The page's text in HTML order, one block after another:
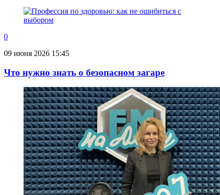
0
09 июня 2026 15:45
Что нужно знать о безопасном загаре